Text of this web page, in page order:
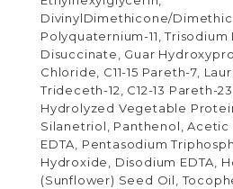
DivinylDimethicone/
Polyquaternium-11,
Disuccinate, Guar
Chloride, C11-15 Pareth-7,
Trideceth-12, C12-13 Pareth-
Hydrolyzed Vegetable
Silanetriol, Panthenol, Acetic
EDTA, Pentasodium
Hydroxide, Disodium EDTA,
(Sunflower) Seed Oil,